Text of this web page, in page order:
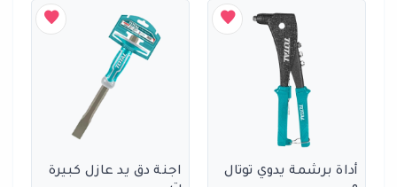
أداة برشمة يدوي توتال
اجنة دق يد عازل كبيرة